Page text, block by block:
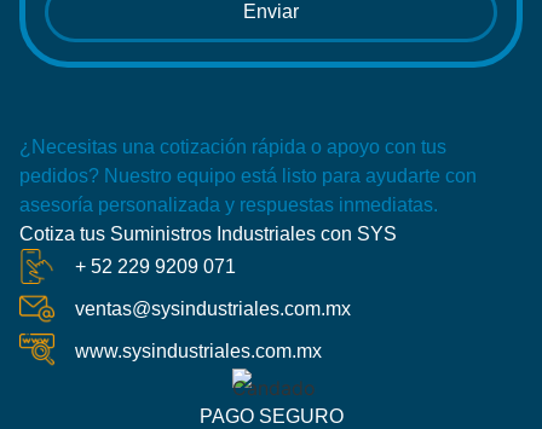
¿Necesitas una cotización rápida o apoyo con tus
pedidos? Nuestro equipo está listo para ayudarte con
asesoría personalizada y respuestas inmediatas.
Cotiza tus Suministros Industriales con SYS
+ 52 229 9209 071
ventas@sysindustriales.com.mx
www.sysindustriales.com.mx
PAGO SEGURO
Enviar